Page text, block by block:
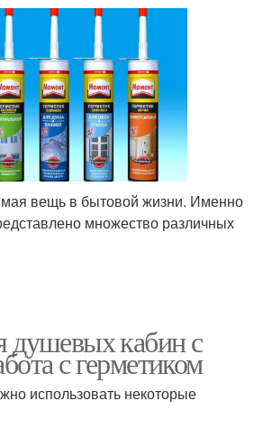
вещь в бытовой жизни. Именно
множество различных
душевых кабин с
с герметиком
использовать некоторые